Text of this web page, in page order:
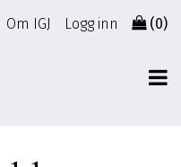
Om IGJ Logg inn (0)